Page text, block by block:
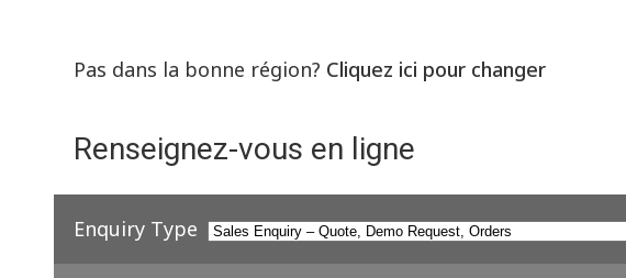
Pas dans la bonne région? Cliquez ici pour changer
Renseignez-vous en ligne
Enquiry Type